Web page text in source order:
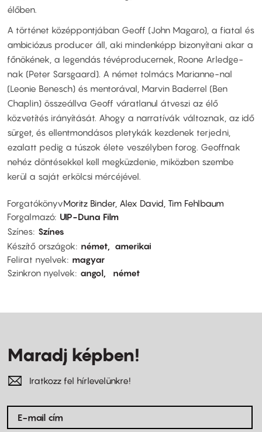
élőben.
A történet középpontjában Geoff (John Magaro), a fiatal és
ambiciózus producer áll, aki mindenképp bizonyítani akar a
főnökének, a legendás tévéproducernek, Roone Arledge-
nak (Peter Sarsgaard). A német tolmács Marianne-nal
(Leonie Benesch) és mentorával, Marvin Baderrel (Ben
Chaplin) összeállva Geoff váratlanul átveszi az élő
közvetítés irányítását. Ahogy a narratívák változnak, az idő
sürget, és ellentmondásos pletykák kezdenek terjedni,
ezalatt pedig a túszok élete veszélyben forog. Geoffnak
nehéz döntésekkel kell megküzdenie, miközben szembe
kerül a saját erkölcsi mércéjével.
ForgatókönyvMoritz Binder, Alex David, Tim Fehlbaum
Forgalmazó UIP-Duna Film
Színes Színes
Készítő országok
német
amerikai
Felirat nyelvek
magyar
Szinkron nyelvek
angol német
Maradj képben!
Iratkozz fel hírlevelünkre!